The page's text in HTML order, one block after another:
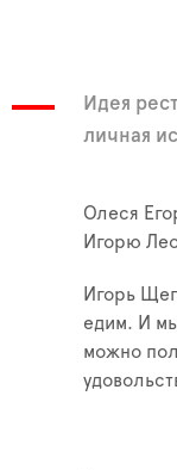
Идея
личная
Олеся
Игорю
Игорь
едим. И
можно